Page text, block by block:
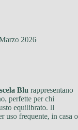
2026
Blu rappresentano
perfette per chi
equilibrato. Il
uso frequente, in casa o